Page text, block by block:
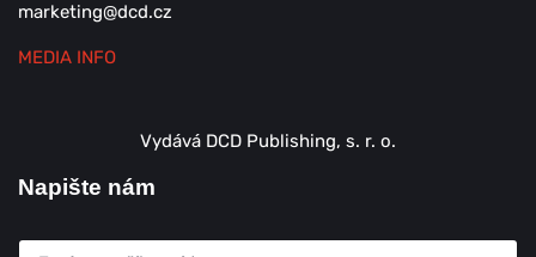
marketing@dcd.cz
MEDIA INFO
Vydává DCD Publishing, s. r. o.
Napište nám